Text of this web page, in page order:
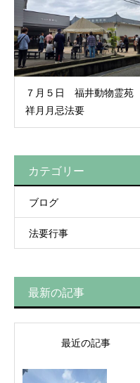
７月５日 福井動物霊苑
祥月月忌法要
カテゴリー
ブログ
法要行事
最新の記事
最近の記事